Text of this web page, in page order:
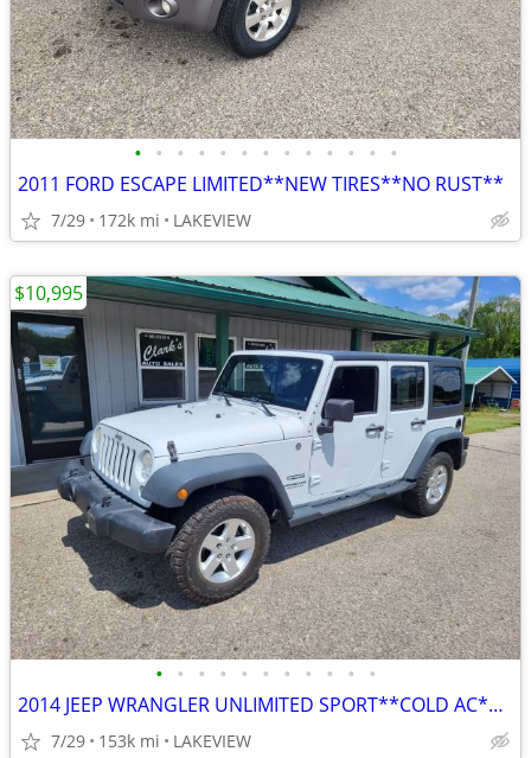
• • • • • • • • • • • • •
2011 FORD ESCAPE LIMITED**NEW TIRES**NO RUST**
7/29 172k mi LAKEVIEW
• • • • • • • • • • •
2014 JEEP WRANGLER UNLIMITED SPORT**COLD AC**NICE**
7/29 153k mi LAKEVIEW
$10,995